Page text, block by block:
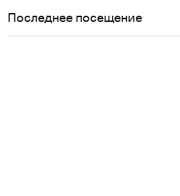
Последнее посещение